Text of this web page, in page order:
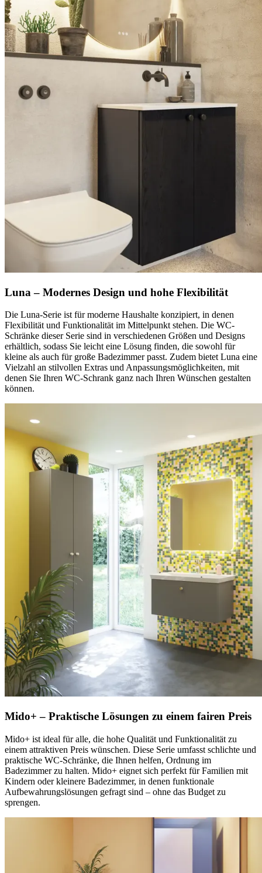
Luna – Modernes Design und hohe Flexibilität
Die Luna-Serie ist für moderne Haushalte konzipiert, in denen
Flexibilität und Funktionalität im Mittelpunkt stehen. Die WC-
Schränke dieser Serie sind in verschiedenen Größen und Designs
erhältlich, sodass Sie leicht eine Lösung finden, die sowohl für
kleine als auch für große Badezimmer passt. Zudem bietet Luna eine
Vielzahl an stilvollen Extras und Anpassungsmöglichkeiten, mit
denen Sie Ihren WC-Schrank ganz nach Ihren Wünschen gestalten
können.
Mido+ – Praktische Lösungen zu einem fairen Preis
Mido+ ist ideal für alle, die hohe Qualität und Funktionalität zu
einem attraktiven Preis wünschen. Diese Serie umfasst schlichte und
praktische WC-Schränke, die Ihnen helfen, Ordnung im
Badezimmer zu halten. Mido+ eignet sich perfekt für Familien mit
Kindern oder kleinere Badezimmer, in denen funktionale
Aufbewahrungslösungen gefragt sind – ohne das Budget zu
sprengen.